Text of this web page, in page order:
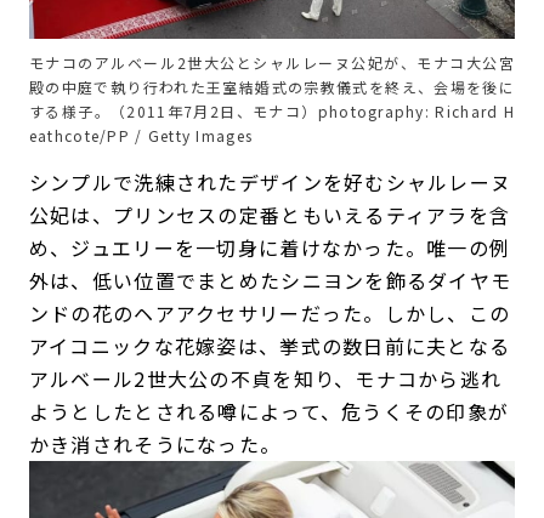
モナコのアルベール2世大公とシャルレーヌ公妃が、モナコ大公宮
殿の中庭で執り行われた王室結婚式の宗教儀式を終え、会場を後に
する様子。（2011年7月2日、モナコ）photography: Richard H
eathcote/PP / Getty Images
シンプルで洗練されたデザインを好むシャルレーヌ
公妃は、プリンセスの定番ともいえるティアラを含
め、ジュエリーを一切身に着けなかった。唯一の例
外は、低い位置でまとめたシニヨンを飾るダイヤモ
ンドの花のヘアアクセサリーだった。しかし、この
アイコニックな花嫁姿は、挙式の数日前に夫となる
アルベール2世大公の不貞を知り、モナコから逃れ
ようとしたとされる噂によって、危うくその印象が
かき消されそうになった。